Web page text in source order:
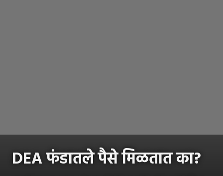
DEA फंडातले पैसे मिळतात का?